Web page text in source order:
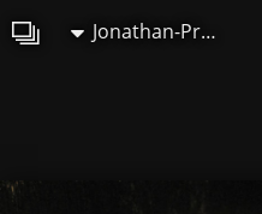
Jonathan-Pradillon